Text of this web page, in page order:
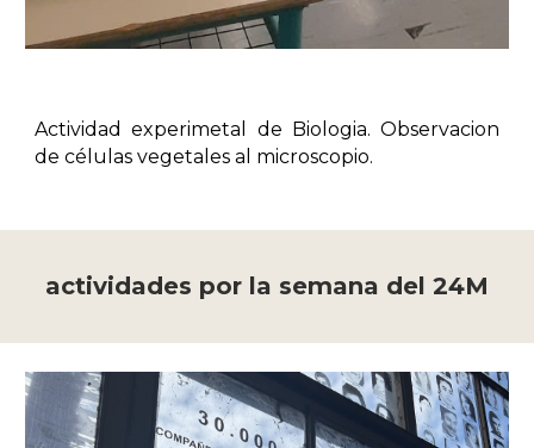
Actividad experimetal de Biologia. Observacion
de células vegetales al microscopio.
actividades por la semana del 24M